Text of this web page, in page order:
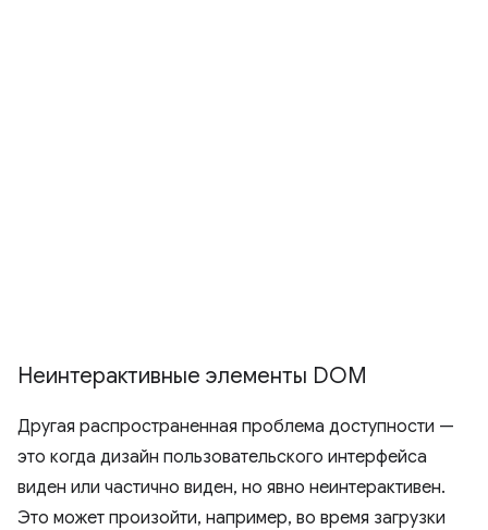
Неинтерактивные элементы DOM
Другая распространенная проблема доступности —
это когда дизайн пользовательского интерфейса
виден или частично виден, но явно неинтерактивен.
Это может произойти, например, во время загрузки